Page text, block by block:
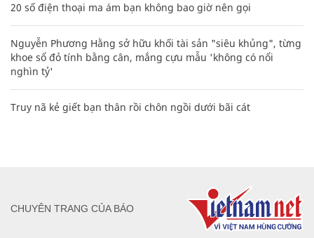
20 số điện thoại ma ám bạn không bao giờ nên gọi
Nguyễn Phương Hằng sở hữu khối tài sản "siêu khủng", từng
khoe sổ đỏ tính bằng cân, mắng cựu mẫu 'không có nổi
nghìn tỷ'
Truy nã kẻ giết bạn thân rồi chôn ngồi dưới bãi cát
CHUYÊN TRANG CỦA BÁO